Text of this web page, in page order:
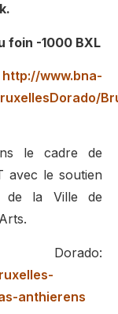
foin -1000 BXL
http://www.bna-
le cadre de
avec le soutien
de la Ville de
anthierens